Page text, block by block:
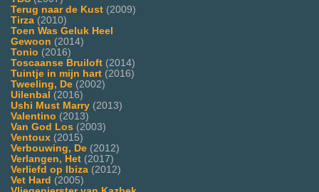
Terug naar de Kust (2009)
Tirza (2010)
Toen Was Geluk Heel
Gewoon (2014)
Tonio (2016)
Toscaanse Bruiloft (2014)
Tuintje in mijn hart (2016)
Tweeling, De (2002)
Uilenbal (2016)
Ushi Must Marry (2013)
Valentino (2013)
Van God Los (2003)
Ventoux (2015)
Verbouwing, De (2012)
Verlangen, Het (2017)
Verliefd op Ibiza (2012)
Vet Hard (2005)